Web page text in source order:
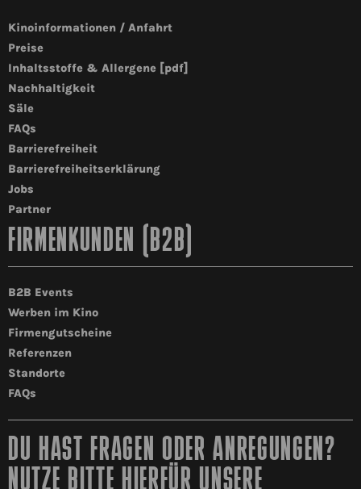
Kinoinformationen / Anfahrt
Preise
Inhaltsstoffe & Allergene [pdf]
Nachhaltigkeit
Säle
FAQs
Barrierefreiheit
Barrierefreiheitserklärung
Jobs
Partner
FIRMENKUNDEN (B2B)
B2B Events
Werben im Kino
Firmengutscheine
Referenzen
Standorte
FAQs
DU HAST FRAGEN ODER ANREGUNGEN?
NUTZE BITTE HIERFÜR UNSERE